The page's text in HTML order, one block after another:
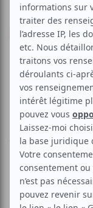
Musique Française
Isabelle
dedans
Voir
Aucune
disponible
Soyez les
pour Isabelle Cyr |